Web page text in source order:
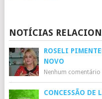
NOTÍCIAS
ROSELI
NOVO
Nenhum comentário
CONCESSÃO DE